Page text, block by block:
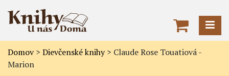
Domov> Dievčenské knihy> Claude Rose Touatiová -
Marion